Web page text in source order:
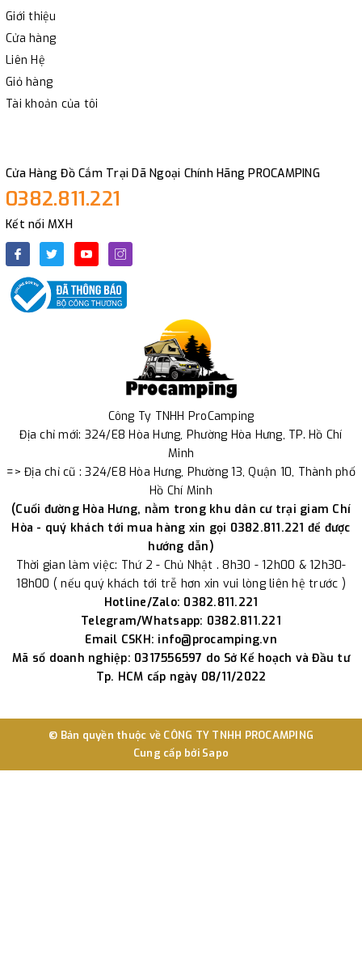
Giới thiệu
Cửa hàng
Liên Hệ
Giỏ hàng
Tài khoản của tôi
Cửa Hàng Đồ Cắm Trại Dã Ngoại Chính Hãng PROCAMPING
0382.811.221
Kết nối MXH
Công Ty TNHH ProCamping
Địa chỉ mới: 324/E8 Hòa Hưng, Phường Hòa Hưng, TP. Hồ Chí
Minh
=> Địa chỉ cũ : 324/E8 Hòa Hưng, Phường 13, Quận 10, Thành phố
Hồ Chí Minh
(Cuối đường Hòa Hưng, nằm trong khu dân cư trại giam Chí
Hòa - quý khách tới mua hàng xin gọi 0382.811.221 để được
hướng dẫn)
Thời gian làm việc: Thứ 2 - Chủ Nhật . 8h30 - 12h00 & 12h30-
18h00 ( nếu quý khách tới trễ hơn xin vui lòng liên hệ trước )
Hotline/Zalo: 0382.811.221
Telegram/Whatsapp: 0382.811.221
Email CSKH: info@procamping.vn
Mã số doanh nghiệp: 0317556597 do Sở Kế hoạch và Đầu tư
Tp. HCM cấp ngày 08/11/2022
© Bản quyền thuộc về CÔNG TY TNHH PROCAMPING
Cung cấp bởi Sapo